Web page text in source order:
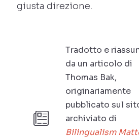
giusta direzione.
Tradotto e
da un articolo di
Thomas Bak,
originariamente
pubblicato sul
archiviato di
Bilingualism